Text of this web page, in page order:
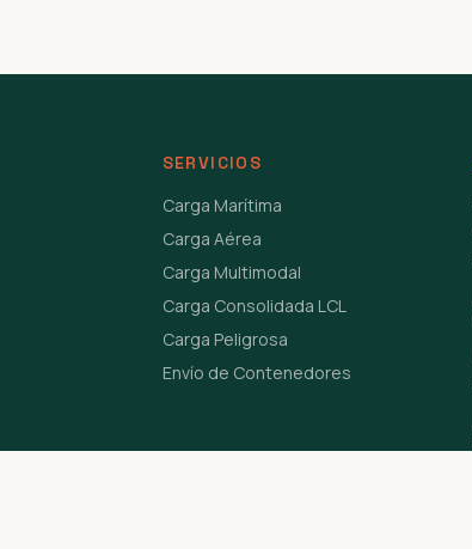
SERVICIOS
Carga Marítima
Carga Aérea
Carga Multimodal
Carga Consolidada LCL
Carga Peligrosa
Envío de Contenedores